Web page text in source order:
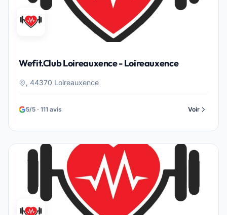
Wefit.Club Loireauxence - Loireauxence
, 44370 Loireauxence
5/5 · 111 avis Voir